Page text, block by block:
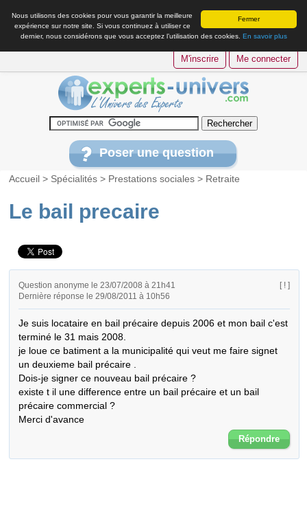
Fermer
Nous utilisons des cookies pour vous garantir la meilleure
expérience sur notre site. Si vous continuez à utiliser ce
dernier, nous considérons que vous acceptez l’utilisation des cookies. En savoir plus
M'inscrire Me connecter
Poser une question
Accueil > Spécialités > Prestations sociales > Retraite
Le bail precaire
Question anonyme le 23/07/2008 à 21h41
Dernière réponse le 29/08/2011 à 10h56
[ ! ]
Je suis locataire en bail précaire depuis 2006 et mon bail c'est
terminé le 31 mais 2008.
je loue ce batiment a la municipalité qui veut me faire signet
un deuxieme bail précaire .
Dois-je signer ce nouveau bail précaire ?
existe t il une difference entre un bail précaire et un bail
précaire commercial ?
Merci d'avance
Répondre